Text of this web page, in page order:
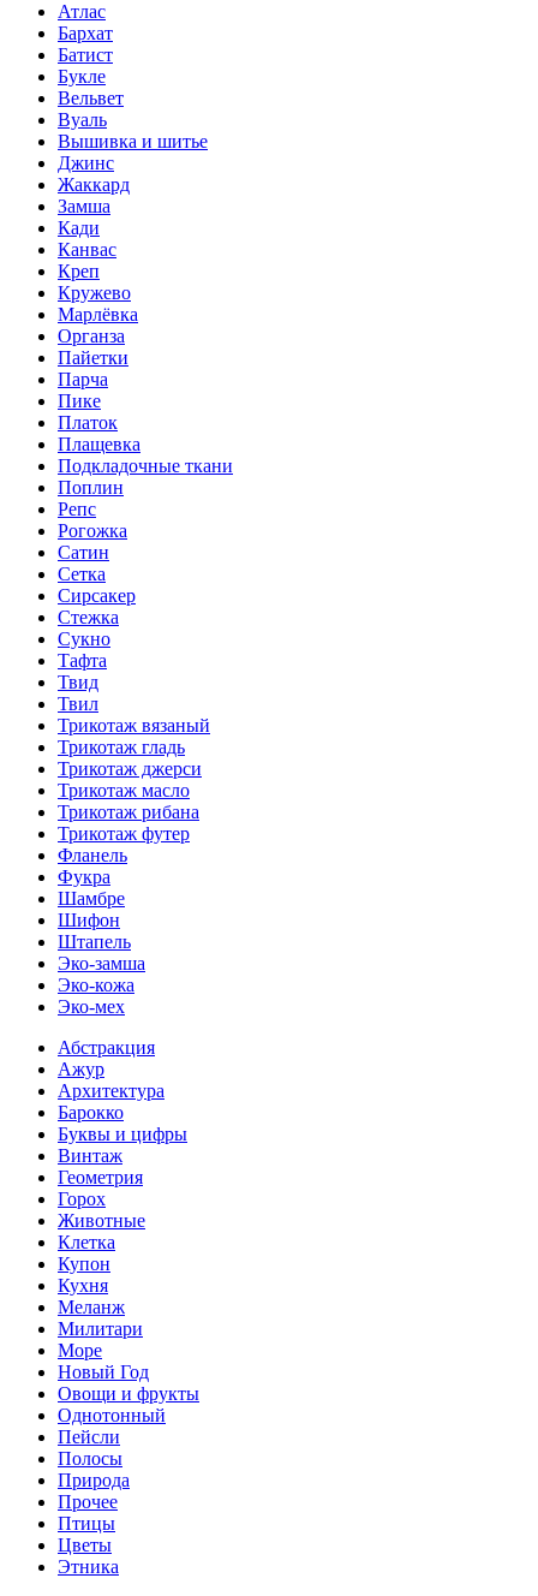
Атлас
Бархат
Батист
Букле
Вельвет
Вуаль
Вышивка и шитье
Джинс
Жаккард
Замша
Кади
Канвас
Креп
Кружево
Марлёвка
Органза
Пайетки
Парча
Пике
Платок
Плащевка
Подкладочные ткани
Поплин
Репс
Рогожка
Сатин
Сетка
Сирсакер
Стежка
Сукно
Тафта
Твид
Твил
Трикотаж вязаный
Трикотаж гладь
Трикотаж джерси
Трикотаж масло
Трикотаж рибана
Трикотаж футер
Фланель
Фукра
Шамбре
Шифон
Штапель
Эко-замша
Эко-кожа
Эко-мех
Абстракция
Ажур
Архитектура
Барокко
Буквы и цифры
Винтаж
Геометрия
Горох
Животные
Клетка
Купон
Кухня
Меланж
Милитари
Море
Новый Год
Овощи и фрукты
Однотонный
Пейсли
Полосы
Природа
Прочее
Птицы
Цветы
Этника